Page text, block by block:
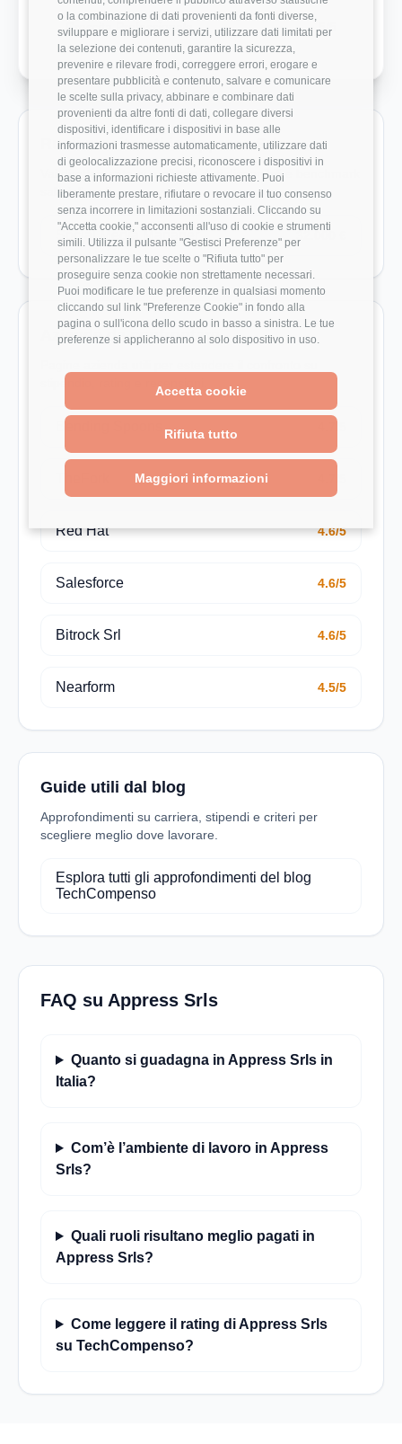
o la combinazione di dati provenienti da fonti diverse,
sviluppare e migliorare i servizi, utilizzare dati limitati per
la selezione dei contenuti, garantire la sicurezza,
prevenire e rilevare frodi, correggere errori, erogare e
presentare pubblicità e contenuto, salvare e comunicare
le scelte sulla privacy, abbinare e combinare dati
provenienti da altre fonti di dati, collegare diversi
dispositivi, identificare i dispositivi in base alle
informazioni trasmesse automaticamente, utilizzare dati
di geolocalizzazione precisi, riconoscere i dispositivi in
base a informazioni richieste attivamente. Puoi
liberamente prestare, rifiutare o revocare il tuo consenso
senza incorrere in limitazioni sostanziali. Cliccando su
"Accetta cookie," acconsenti all'uso di cookie e strumenti
simili. Utilizza il pulsante "Gestisci Preferenze" per
personalizzare le tue scelte o "Rifiuta tutto" per
proseguire senza cookie non strettamente necessari.
Puoi modificare le tue preferenze in qualsiasi momento
cliccando sul link "Preferenze Cookie" in fondo alla
pagina o sull'icona dello scudo in basso a sinistra. Le tue
preferenze si applicheranno al solo dispositivo in uso.
Accetta cookie
Rifiuta tutto
Maggiori informazioni
Crescita Professionale 5/5
Ruoli monitorati in Appress Srls
Vai direttamente ai ruoli con dati disponibili e benchmark
salariali reali.
Social Media Manager
Aziende da confrontare
Red Hat 4.6/5
Salesforce 4.6/5
Bitrock Srl 4.6/5
Nearform 4.5/5
Guide utili dal blog
Approfondimenti su carriera, stipendi e criteri per
scegliere meglio dove lavorare.
Esplora tutti gli approfondimenti del blog
TechCompenso
FAQ su Appress Srls
Quanto si guadagna in Appress Srls in
Italia?
Com’è l’ambiente di lavoro in Appress
Srls?
Quali ruoli risultano meglio pagati in
Appress Srls?
Come leggere il rating di Appress Srls
su TechCompenso?